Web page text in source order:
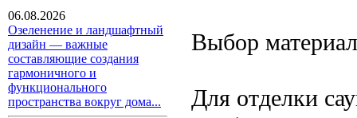
06.08.2026
Озеленение и ландшафтный
дизайн — важные
составляющие создания
гармоничного и
функционального
пространства вокруг дома...
Выбор
Для отделки